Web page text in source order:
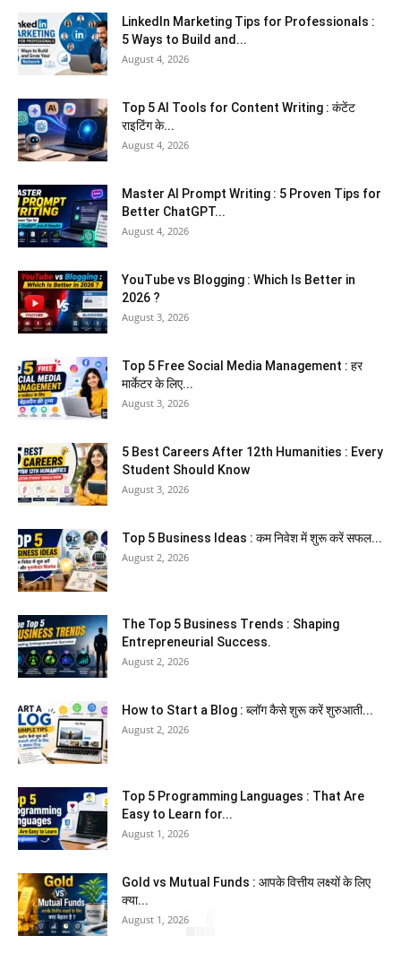
LinkedIn Marketing Tips for Professionals :
5 Ways to Build and...
August 4, 2026
Top 5 AI Tools for Content Writing : कंटेंट
राइटिंग के...
August 4, 2026
Master AI Prompt Writing : 5 Proven Tips for
Better ChatGPT...
August 4, 2026
YouTube vs Blogging : Which Is Better in
2026 ?
August 3, 2026
Top 5 Free Social Media Management : हर
मार्केटर के लिए...
August 3, 2026
5 Best Careers After 12th Humanities : Every
Student Should Know
August 3, 2026
Top 5 Business Ideas : कम निवेश में शुरू करें सफल...
August 2, 2026
The Top 5 Business Trends : Shaping
Entrepreneurial Success.
August 2, 2026
How to Start a Blog : ब्लॉग कैसे शुरू करें शुरुआती...
August 2, 2026
Top 5 Programming Languages : That Are
Easy to Learn for...
August 1, 2026
Gold vs Mutual Funds : आपके वित्तीय लक्ष्यों के लिए
क्या...
August 1, 2026